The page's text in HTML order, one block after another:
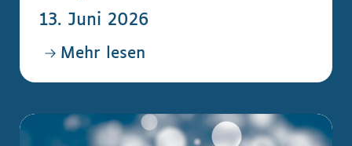
13. Juni 2026
Mehr lesen